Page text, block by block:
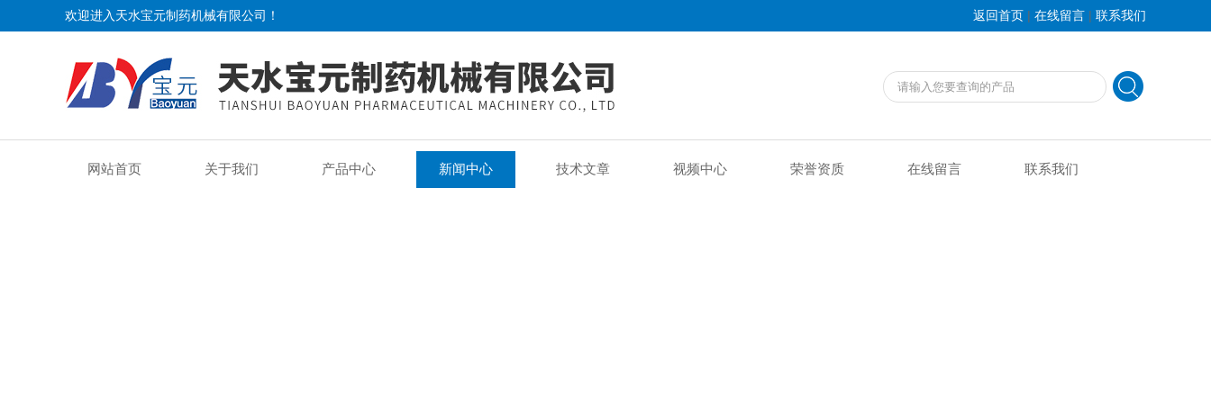
欢迎进入天水宝元制药机械有限公司！ 返回首页 | 在线留言 | 联系我们
网站首页 关于我们 产品中心 新闻中心 技术文章 视频中心 荣誉资质 在线留言 联系我们